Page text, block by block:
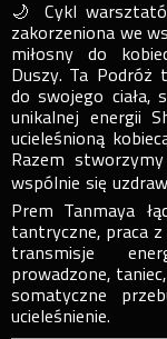
🌙 Cykl
zakorzeniona we
miłosny do
Duszy. Ta Podróż
do swojego ciała,
unikalnej energii
ucieleśnioną
Razem
wspólnie się
Prem Tanmaya
tantryczne, praca z
transmisje
prowadzone,
somatyczne
ucieleśnienie.